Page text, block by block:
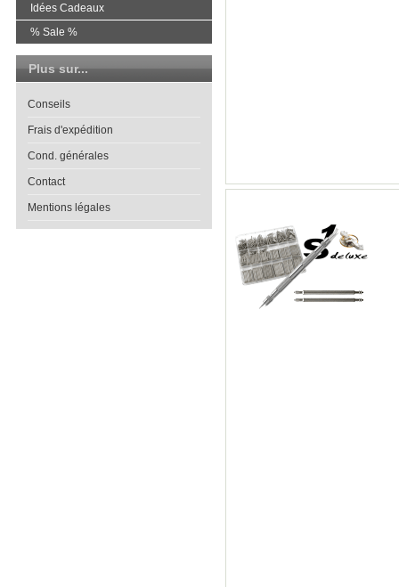
Idées Cadeaux
% Sale %
Plus sur...
Conseils
Frais d'expédition
Cond. générales
Contact
Mentions légales